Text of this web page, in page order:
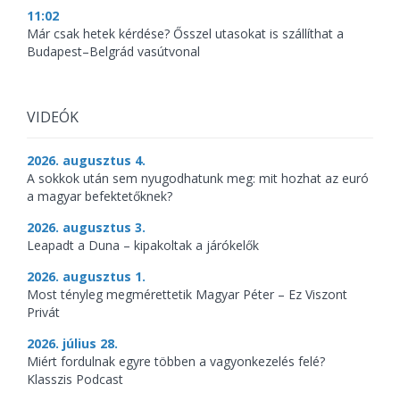
11:02
Már csak hetek kérdése? Ősszel utasokat is szállíthat a
Budapest–Belgrád vasútvonal
VIDEÓK
2026. augusztus 4.
A sokkok után sem nyugodhatunk meg: mit hozhat az euró
a magyar befektetőknek?
2026. augusztus 3.
Leapadt a Duna – kipakoltak a járókelők
2026. augusztus 1.
Most tényleg megmérettetik Magyar Péter – Ez Viszont
Privát
2026. július 28.
Miért fordulnak egyre többen a vagyonkezelés felé?
Klasszis Podcast